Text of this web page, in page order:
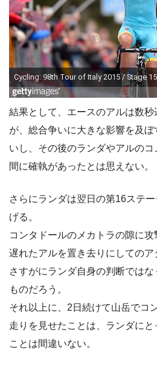
結果として、エースのアルは数
が、総合争いに大きな影響を及
いし、その後のランダやアルの
間に確執があったとは思えない。
さらにランダは翌日の第16ステ
げる。
コンタドールのメカトラの隙に攻
遅れたアルを置き去りにしてのア
さすがにランダ自身の判断では
ものだろう。
それ以上に、2日続けて山岳でコ
走りを見せたことは、ランダに
ことは間違いない。